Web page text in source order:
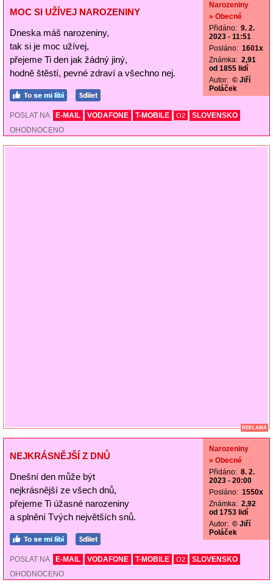
MOC SI UŽÍVEJ NAROZENINY
Dneska máš narozeniny,
tak si je moc užívej,
přejeme Ti den jak žádný jiný,
hodně štěstí, pevné zdraví a všechno nej.
Narozeniny
» Obecné
Přidáno: 9. 2.
2023 - 11:51
Posláno: 1601x
Známka: 2,91
od 1855 lidí
Autor: © Jiří
Poláček
POSLAT NA E-MAIL VODAFONE T-MOBILE O2
SLOVENSKO
OHODNOCENO
REKLAMA
NEJKRÁSNĚJŠÍ Z DNŮ
Dnešní den může být
nejkrásnější ze všech dnů,
přejeme Ti úžasné narozeniny
a splnění Tvých největších snů.
Narozeniny
» Obecné
Přidáno: 8. 2.
2023 - 20:00
Posláno: 1550x
Známka: 2,92
od 1753 lidí
Autor: © Jiří
Poláček
POSLAT NA E-MAIL VODAFONE T-MOBILE O2
SLOVENSKO
OHODNOCENO